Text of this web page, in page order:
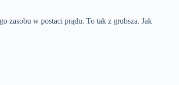
zasobu w postaci prądu. To tak z grubsza. Jak